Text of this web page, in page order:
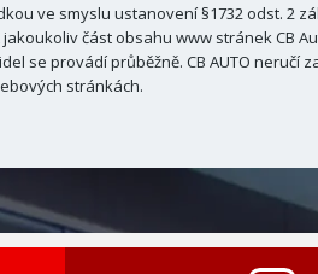
ve smyslu ustanovení §1732 odst. 2
část obsahu www stránek CB
se provádí průběžně. CB AUTO
stránkách.